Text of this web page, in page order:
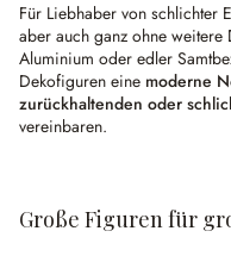
Für Liebhaber von schlichter
aber auch ganz ohne weitere
Aluminium oder edler
Dekofiguren eine moderne
zurückhaltenden oder
vereinbaren.
Große Figuren für